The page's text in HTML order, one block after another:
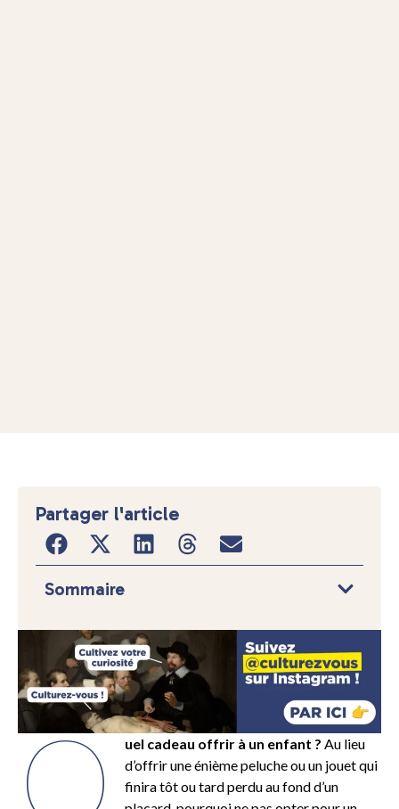
Q uel cadeau offrir à un enfant ? Au lieu
d’offrir une énième peluche ou un jouet qui
finira tôt ou tard perdu au fond d’un
Partager l'article
Sommaire